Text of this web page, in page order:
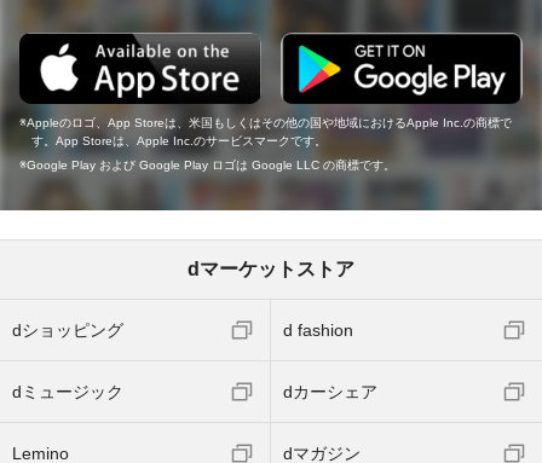
Appleのロゴ、App Storeは、米国もしくはその他の国や地域におけるApple Inc.の商標で
す。App Storeは、Apple Inc.のサービスマークです。
Google Play および Google Play ロゴは Google LLC の商標です。
dマーケットストア
dショッピング d fashion
dミュージック dカーシェア
Lemino dマガジン